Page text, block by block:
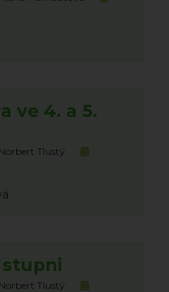
ve 4. a 5.
Norbert Tlustý
stupni
Norbert Tlustý